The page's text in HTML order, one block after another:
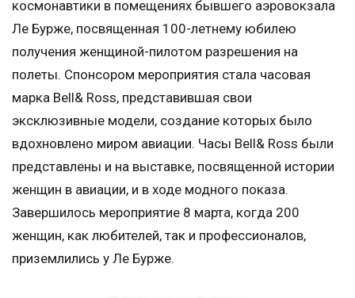
космонавтики в помещениях бывшего аэровокзала
Ле Бурже, посвященная 100-летнему юбилею
получения женщиной-пилотом разрешения на
полеты. Спонсором мероприятия стала часовая
марка Bell& Ross, представившая свои
эксклюзивные модели, создание которых было
вдохновлено миром авиации. Часы Bell& Ross были
представлены и на выставке, посвященной истории
женщин в авиации, и в ходе модного показа.
Завершилось мероприятие 8 марта, когда 200
женщин, как любителей, так и профессионалов,
приземлились у Ле Бурже.